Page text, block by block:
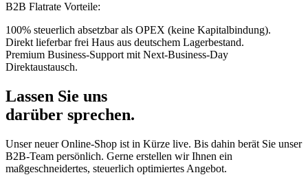
B2B Flatrate Vorteile:
100% steuerlich absetzbar als OPEX (keine Kapitalbindung).
Direkt lieferbar frei Haus aus deutschem Lagerbestand.
Premium Business-Support mit Next-Business-Day
Direktaustausch.
Lassen Sie uns
darüber sprechen.
Unser neuer Online-Shop ist in Kürze live. Bis dahin berät Sie unser
B2B-Team persönlich. Gerne erstellen wir Ihnen ein
maßgeschneidertes, steuerlich optimiertes Angebot.